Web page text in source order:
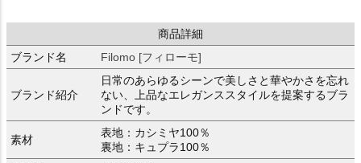
商品詳細
ブランド名
Filomo [フィローモ]
ブランド紹介
日常のあらゆるシーンで美しさと華やかさを忘れ
ない、上品なエレガンススタイルを提案するブラ
ンドです。
素材
表地：カシミヤ100％
裏地：キュプラ100％